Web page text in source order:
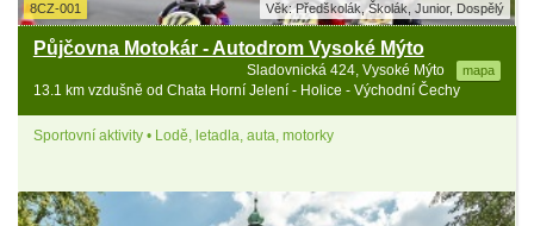
8CZ-001 Věk: Předškolák, Školák, Junior, Dospělý
Půjčovna Motokár - Autodrom Vysoké Mýto
Sladovnická 424, Vysoké Mýto mapa
13.1 km vzdušně od Chata Horní Jelení - Holice - Východní Čechy
Sportovní aktivity • Lodě, letadla, auta, motorky